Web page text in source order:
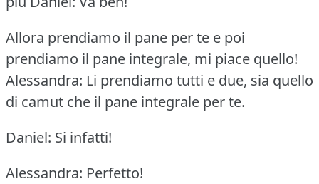
Allora prendiamo il pane per te e poi
prendiamo il pane integrale, mi piace quello!
Alessandra: Li prendiamo tutti e due, sia quello
di camut che il pane integrale per te.
Daniel: Si infatti!
Alessandra: Perfetto!